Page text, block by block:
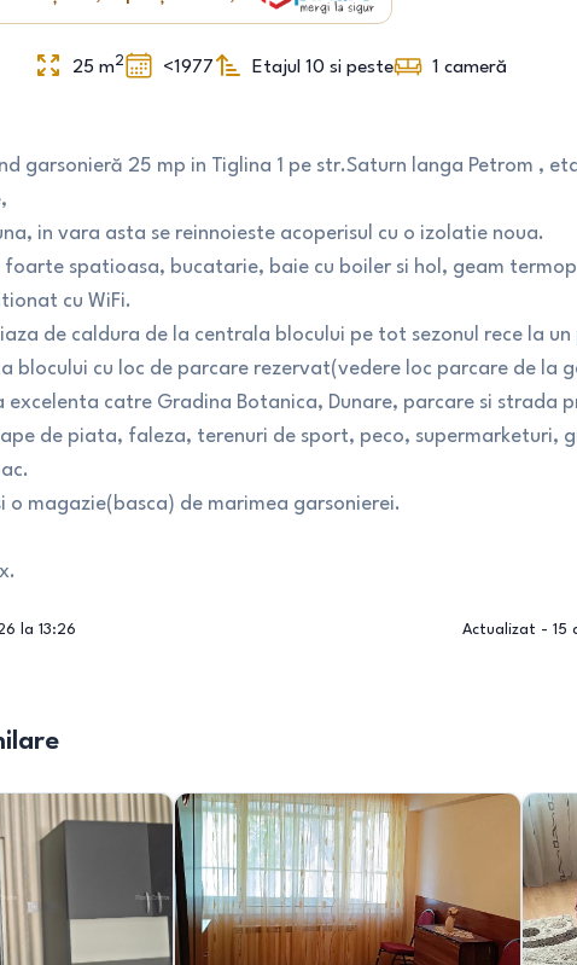
25 m2 <1977 Etajul 10 si peste 1 cameră
garsonieră 25 mp in Tiglina 1 pe str.Saturn langa Petrom ,
in vara asta se reinnoieste acoperisul cu o izolatie noua.
foarte spatioasa, bucatarie, baie cu boiler si hol, geam
cu WiFi.
de caldura de la centrala blocului pe tot sezonul rece la
blocului cu loc de parcare rezervat(vedere loc parcare de la
excelenta catre Gradina Botanica, Dunare, parcare si strada
de piata, faleza, terenuri de sport, peco, supermarketuri,
o magazie(basca) de marimea garsonierei.
la 13:26 Actualizat - 15